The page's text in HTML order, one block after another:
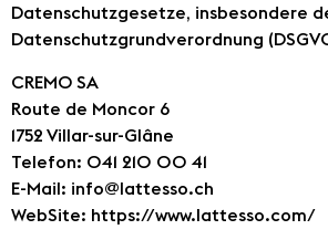
Datenschutzgesetze, insbesondere
Datenschutzgrundverordnung
CREMO SA
Route de Moncor 6
1752 Villar-sur-Glâne
Telefon: 041 210 00 41
E-Mail: info@lattesso.ch
WebSite: https://www.lattesso.com/